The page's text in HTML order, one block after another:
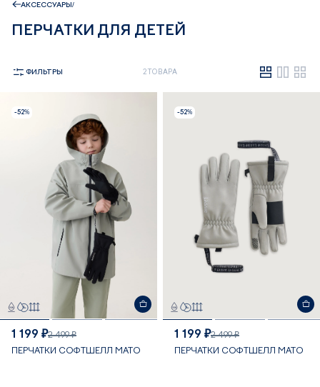
АКСЕССУАРЫ
ПЕРЧАТКИ ДЛЯ ДЕТЕЙ
ФИЛЬТРЫ 2 ТОВАРА
-52%
1 199 ₽2 499 ₽
ПЕРЧАТКИ СОФТШЕЛЛ MATO
-52%
1 199 ₽2 499 ₽
ПЕРЧАТКИ СОФТШЕЛЛ MATO